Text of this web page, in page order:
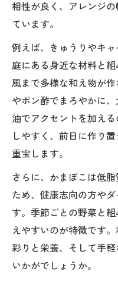
こ和え物
イデア
かまぼこと残
ント
時短で作れるかま
かまぼこ和え
は
忙しい日にお
レシピ
冷蔵庫のかま
集
かまぼこ和え
夫
和え物でかま
相性が良く、アレンジ
ています。
例えば、きゅうりやキ
庭にある身近な材料と
風まで多様な和え物が
やポン酢でまろやかに
油でアクセントを加え
しやすく、前日に作り
重宝します。
さらに、かまぼこは低
ため、健康志向の方や
す。季節ごとの野菜と
えやすいのが特徴です
彩りと栄養、そして手
いかがでしょうか。